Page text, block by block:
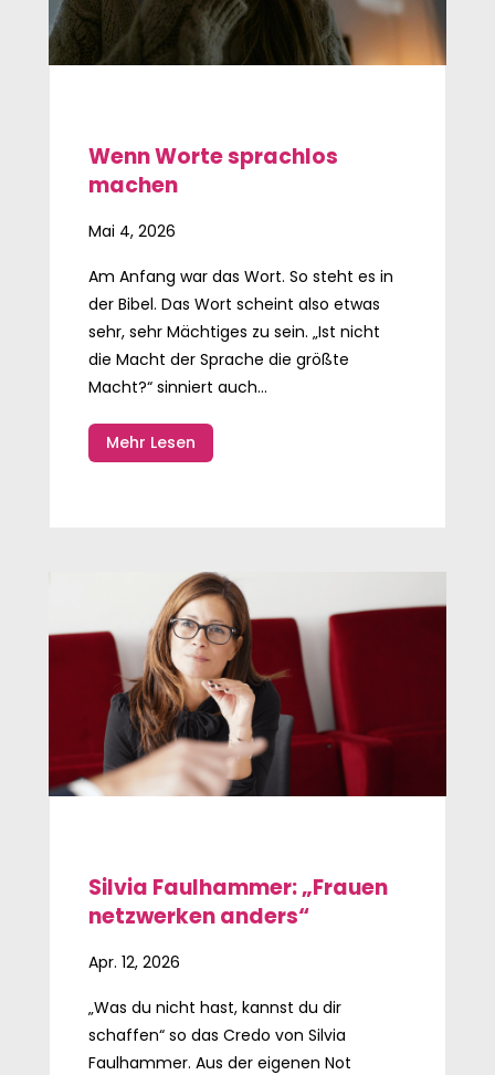
Wenn Worte sprachlos
machen
Mai 4, 2026
Am Anfang war das Wort. So steht es in
der Bibel. Das Wort scheint also etwas
sehr, sehr Mächtiges zu sein. „Ist nicht
die Macht der Sprache die größte
Macht?“ sinniert auch...
Mehr Lesen
Silvia Faulhammer: „Frauen
netzwerken anders“
Apr. 12, 2026
„Was du nicht hast, kannst du dir
schaffen“ so das Credo von Silvia
Faulhammer. Aus der eigenen Not